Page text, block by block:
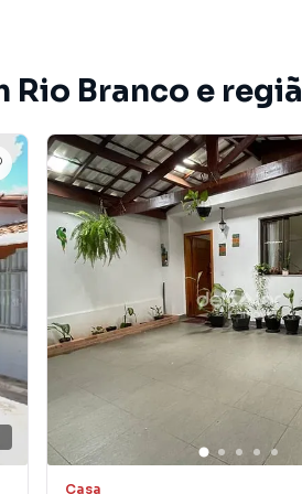
e próximo da Rua Érico
BH, Drogarias Araújo e
de Polícia Militar e 4 minutos da
está excelente oportunidade!
Rio Branco, em Belo Horizonte. Não
Rio Branco e
Casa